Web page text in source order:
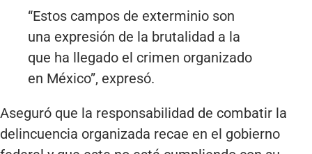
“Estos campos de exterminio son
una expresión de la brutalidad a la
que ha llegado el crimen organizado
en México”, expresó.
Aseguró que la responsabilidad de combatir la
delincuencia organizada recae en el gobierno